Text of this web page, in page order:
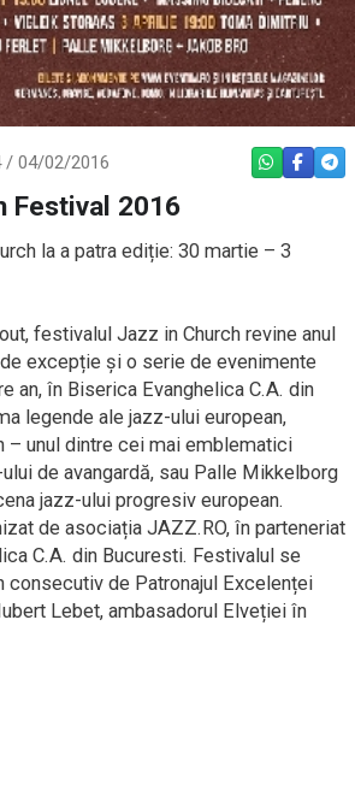
/ 04/02/2016 WHATSAPP
Festival 2016
la a patra ediție: 30 martie – 3
festivalul Jazz in Church revine anul
excepție și o serie de evenimente
an, în Biserica Evanghelica C.A. din
legende ale jazz-ului european,
– unul dintre cei mai emblematici
de avangardă, sau Palle Mikkelborg
jazz-ului progresiv european.
de asociația JAZZ.RO, în parteneriat
C.A. din Bucuresti. Festivalul se
consecutiv de Patronajul Excelenței
Lebet, ambasadorul Elveției în